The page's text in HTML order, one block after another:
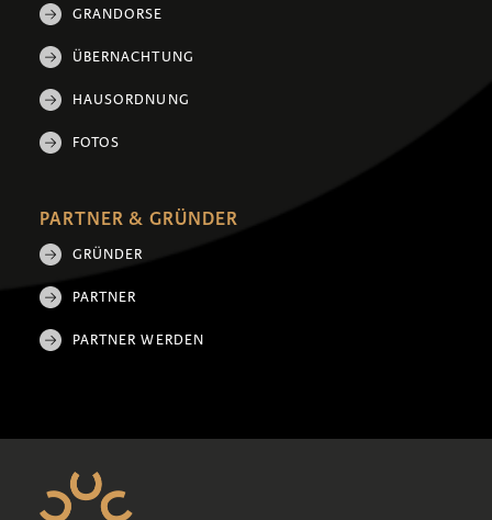
GRANDORSE
ÜBERNACHTUNG
HAUSORDNUNG
FOTOS
PARTNER & GRÜNDER
GRÜNDER
PARTNER
PARTNER WERDEN